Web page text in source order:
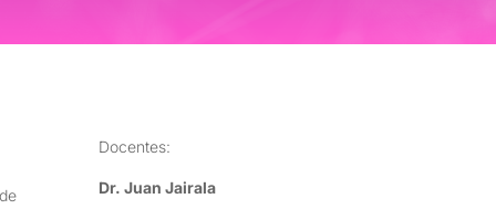
Docentes:
Dr. Juan Jairala